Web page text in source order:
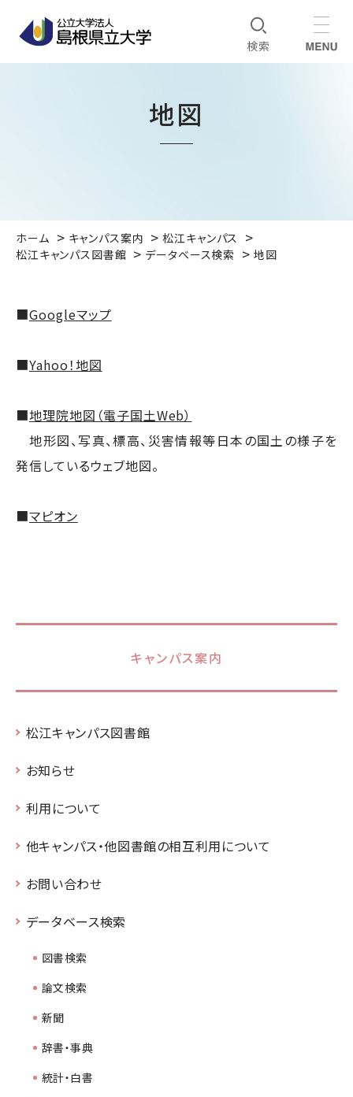
地図
ホーム キャンパス案内
松江キャンパス
松江キャンパス図書館
データベース検索 地図
■Googleマップ
■Yahoo！地図
■地理院地図（電子国土Web）
地形図、写真、標高、災害情報等日本の国土の様子を
発信しているウェブ地図。
■マピオン
キャンパス案内
松江キャンパス図書館
お知らせ
利用について
他キャンパス・他図書館の相互利用について
お問い合わせ
データベース検索
図書検索
論文検索
新聞
辞書・事典
統計・白書